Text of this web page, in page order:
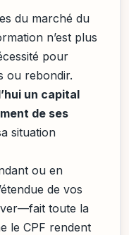
du marché du
n’est plus
pour
ou rebondir.
un capital
de ses
situation
ou en
de vos
toute la
le CPF rendent